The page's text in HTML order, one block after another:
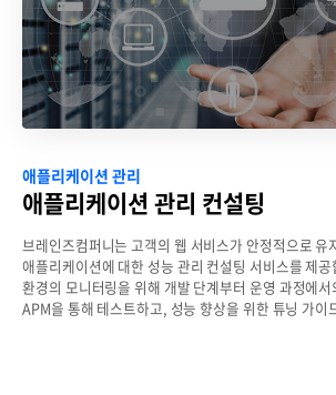
애플리케이션 관리
애플리케이션 관리 컨설팅
브레인즈컴퍼니는 고객의 웹 서비스가 안정적으로 유
애플리케이션에 대한 성능 관리 컨설팅 서비스를 제공
환경의 모니터링을 위해 개발 단계부터 운영 과정에
APM을 통해 테스트하고, 성능 향상을 위한 튜닝 가이